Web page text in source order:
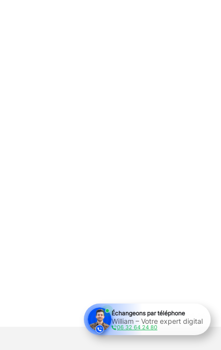
Échangeons par téléphone
William – Votre expert digital
06 32 64 24 80